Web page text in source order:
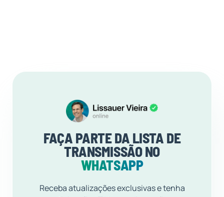
FAÇA PARTE DA LISTA DE
TRANSMISSÃO NO
WHATSAPP
Receba atualizações exclusivas e tenha